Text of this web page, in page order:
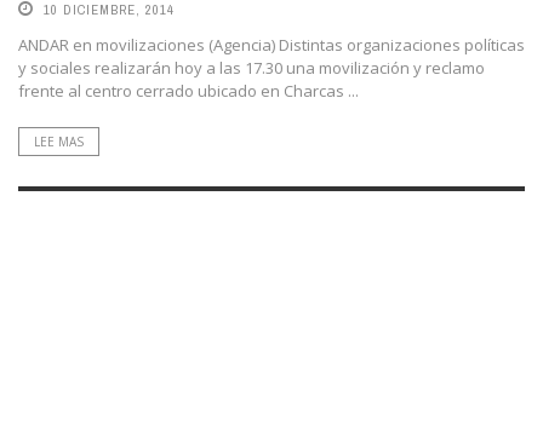
10 DICIEMBRE, 2014
ANDAR en movilizaciones (Agencia) Distintas organizaciones políticas
y sociales realizarán hoy a las 17.30 una movilización y reclamo
frente al centro cerrado ubicado en Charcas ...
LEE MAS